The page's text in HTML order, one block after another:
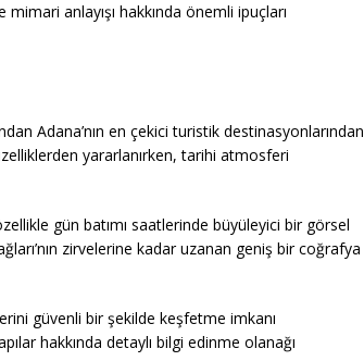
anlayışı hakkında önemli ipuçları
Adana’nın en çekici turistik destinasyonlarından
yararlanırken, tarihi atmosferi
gün batımı saatlerinde büyüleyici bir görsel
zirvelerine kadar uzanan geniş bir coğrafya
güvenli bir şekilde keşfetme imkanı
hakkında detaylı bilgi edinme olanağı